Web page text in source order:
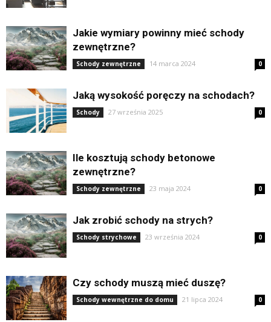
Jakie wymiary powinny mieć schody
zewnętrzne?
Schody zewnętrzne 14 marca 2024 0
Jaką wysokość poręczy na schodach?
Schody 27 września 2025 0
Ile kosztują schody betonowe
zewnętrzne?
Schody zewnętrzne 23 maja 2024 0
Jak zrobić schody na strych?
Schody strychowe 23 września 2024 0
Czy schody muszą mieć duszę?
Schody wewnętrzne do domu 21 lipca 2024 0